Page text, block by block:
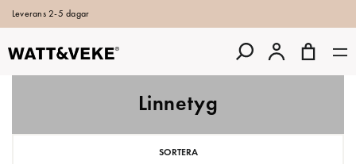
Leverans 2-5 dagar
Linnetyg
SORTERA